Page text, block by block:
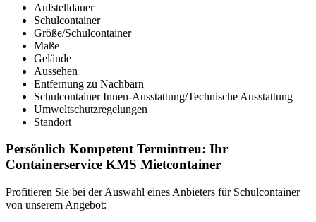
Aufstelldauer
Schulcontainer
Größe/Schulcontainer
Maße
Gelände
Aussehen
Entfernung zu Nachbarn
Schulcontainer Innen-Ausstattung/Technische Ausstattung
Umweltschutzregelungen
Standort
Persönlich Kompetent Termintreu: Ihr
Containerservice KMS Mietcontainer
Profitieren Sie bei der Auswahl eines Anbieters für Schulcontainer
von unserem Angebot: